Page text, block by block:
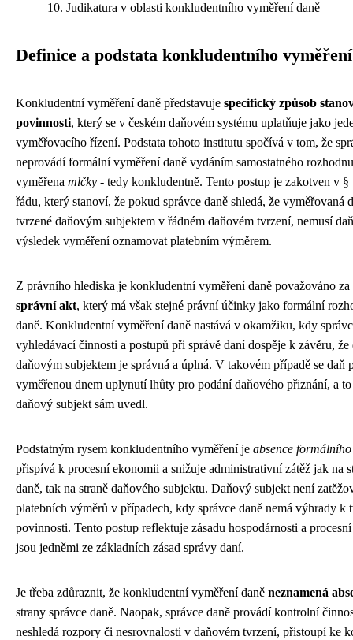
Judikatura v oblasti konkludentního vyměření daně
Definice a podstata konkludentního
Konkludentní vyměření daně představuje specifický způsob
povinnosti, který se v českém daňovém systému uplatňuje jako
vyměřovacího řízení. Podstata tohoto institutu spočívá v tom, že
neprovádí formální vyměření daně vydáním samostatného
vyměřena mlčky - tedy konkludentně. Tento postup je zakotven v §
řádu, který stanoví, že pokud správce daně shledá, že vyměřovaná
tvrzené daňovým subjektem v řádném daňovém tvrzení, nemusí
výsledek vyměření oznamovat platebním výměrem.
Z právního hlediska je konkludentní vyměření daně považováno za
správní akt, který má však stejné právní účinky jako formální
daně. Konkludentní vyměření daně nastává v okamžiku, kdy
vyhledávací činnosti a postupů při správě daní dospěje k závěru, že
daňovým subjektem je správná a úplná. V takovém případě se daň
vyměřenou dnem uplynutí lhůty pro podání daňového přiznání, a
daňový subjekt sám uvedl.
Podstatným rysem konkludentního vyměření je absence
přispívá k procesní ekonomii a snižuje administrativní zátěž jak na
daně, tak na straně daňového subjektu. Daňový subjekt není
platebních výměrů v případech, kdy správce daně nemá výhrady k
povinnosti. Tento postup reflektuje zásadu hospodárnosti a
jsou jedněmi ze základních zásad správy daní.
Je třeba zdůraznit, že konkludentní vyměření daně neznamená
strany správce daně. Naopak, správce daně provádí kontrolní
neshledá rozpory či nesrovnalosti v daňovém tvrzení, přistoupí ke